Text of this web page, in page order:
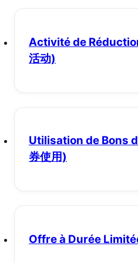
Activité de
活动)
Utilisation de Bons
券使用)
Offre à Durée